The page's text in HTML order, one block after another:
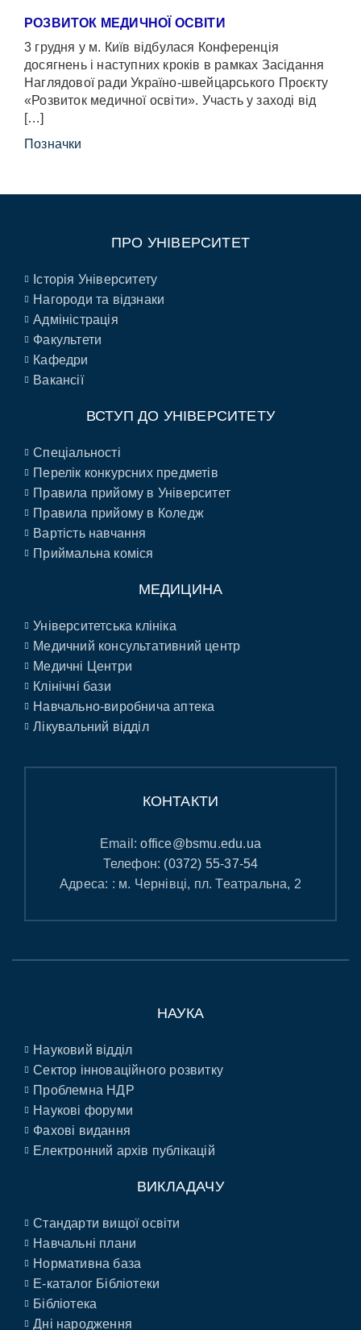
РОЗВИТОК МЕДИЧНОЇ ОСВІТИ
3 грудня у м. Київ відбулася Конференція
досягнень і наступних кроків в рамках Засідання
Наглядової ради Україно-швейцарського Проєкту
«Розвиток медичної освіти». Участь у заході від
[…]
Позначки
ПРО УНІВЕРСИТЕТ
Історія Університету
Нагороди та відзнаки
Адміністрація
Факультети
Кафедри
Вакансії
ВСТУП ДО УНІВЕРСИТЕТУ
Спеціальності
Перелік конкурсних предметів
Правила прийому в Університет
Правила прийому в Коледж
Вартість навчання
Приймальна коміся
МЕДИЦИНА
Університетська клініка
Медичний консультативний центр
Медичні Центри
Клінічні бази
Навчально-виробнича аптека
Лікувальний відділ
КОНТАКТИ
Email:office@bsmu.edu.ua
Телефон: (0372) 55-37-54
Адреса: : м. Чернівці, пл. Театральна, 2
НАУКА
Науковий відділ
Сектор інноваційного розвитку
Проблемна НДР
Наукові форуми
Фахові видання
Електронний архів публікацій
ВИКЛАДАЧУ
Стандарти вищої освіти
Навчальні плани
Нормативна база
E-каталог Бібліотеки
Бібліотека
Дні народження